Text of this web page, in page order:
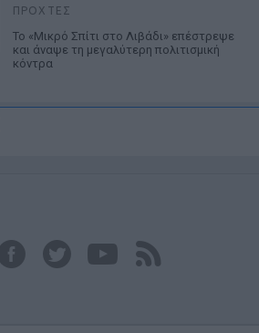
ΠΡΟΧΤΈΣ
Το «Μικρό Σπίτι στο Λιβάδι» επέστρεψε
και άναψε τη μεγαλύτερη πολιτισμική
κόντρα